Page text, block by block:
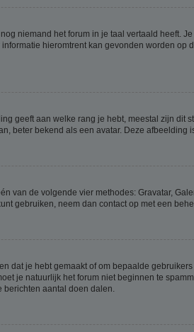
niemand het forum in je taal vertaald heeft.
hieromtrent kan gevonden worden
geeft aan welke rang je hebt, meestal zijn dit
beter bekend als een avatar. Deze afbeelding
van de volgende vier methodes: Gravatar,
gebruiken, neem dan contact op met een
je hebt gemaakt of om bepaalde
je natuurlijk het forum niet beginnen te
berichten aantal doen dalen.